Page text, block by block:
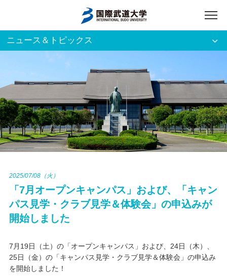
アクセス 入試資料請求
ご利用者別
ホーム
大学案内
学部・大学院
資格・就職
キャンパスライフ
学友会クラブ活動
ニュース＆トピックス
2025/07/08（火）
「7月オープンキャンパス」および、「キャン
パス見学・クラブ見学＆体験会」の申込みが
開始しました
7月19日（土）の「オープンキャンパス」および、24日（木）、
25日（金）の「キャンパス見学・クラブ見学＆体験会」の申込み
を開始しました！